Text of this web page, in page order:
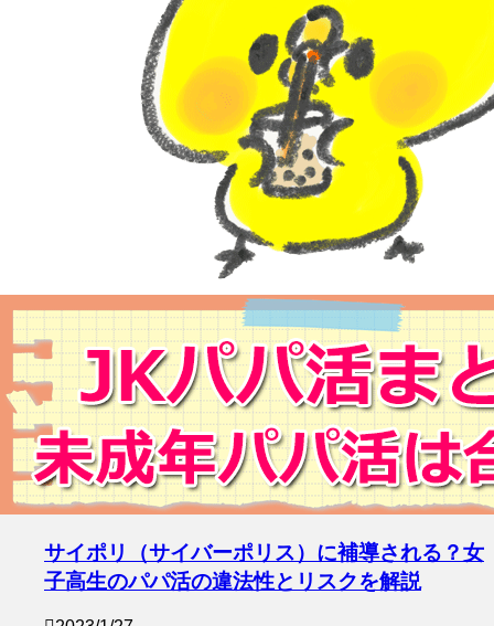
サイポリ（サイバーポリス）に補導される？女
子高生のパパ活の違法性とリスクを解説